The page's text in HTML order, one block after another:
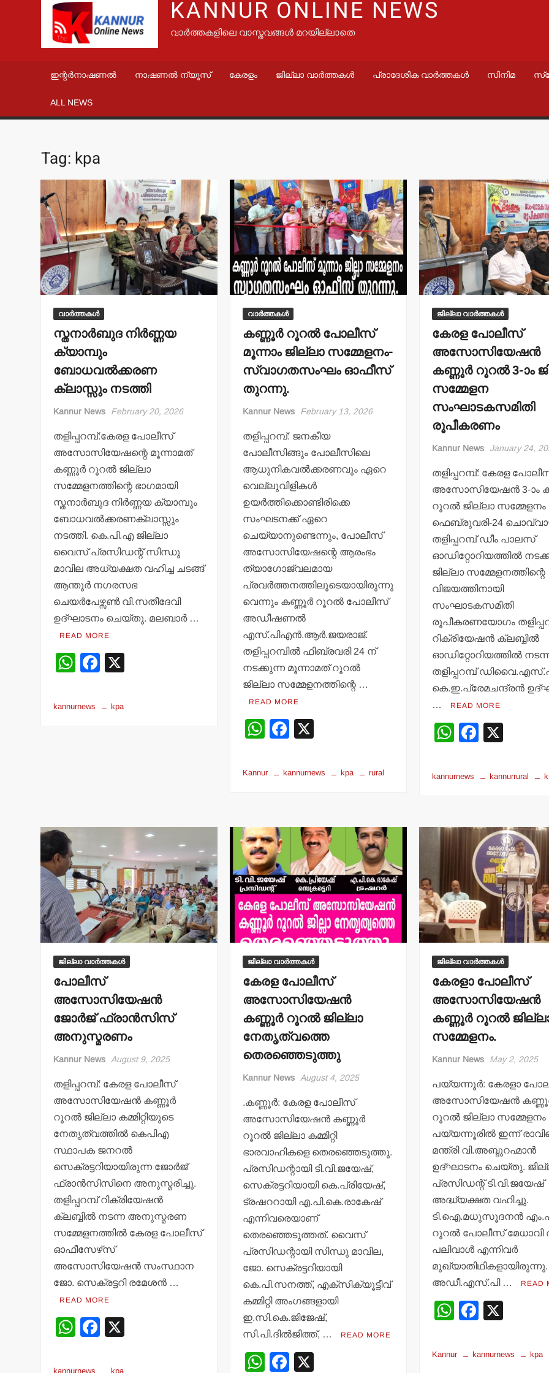
KANNUR ONLINE NEWS
വാർത്തകളിലെ വാസ്തവങ്ങൾ മറയില്ലാതെ
ഇന്റർനാഷണൽ നാഷണൽ ന്യൂസ് കേരളം ജില്ലാ വാർത്തകൾ പ്രാദേശിക വാർത്തകൾ സിനിമ
ALL NEWS
Tag: kpa
വാർത്തകൾ
സ്തനാര്‍ബുദ നിര്‍ണ്ണയ
ക്യാമ്പും
ബോധവല്‍ക്കരണ
ക്ലാസ്സും നടത്തി
Kannur News February 20, 2026
തളിപ്പറമ്പ്:കേരള പോലീസ്
അസോസിയേഷന്റെ മൂന്നാമത്
കണ്ണൂര്‍ റൂറല്‍ ജില്ലാ
സമ്മേളനത്തിന്റെ ഭാഗമായി
സ്തനാര്‍ബുദ നിര്‍ണ്ണയ ക്യാമ്പും
ബോധവല്‍ക്കരണക്ലാസ്സും
നടത്തി. കെ.പി.എ ജില്ലാ
വൈസ് പ്രസിഡന്റ് സിന്ധു
മാവില അധ്യക്ഷത വഹിച്ച ചടങ്ങ്
ആന്തൂര്‍ നഗരസഭ
ചെയര്‍പേഴ്സണ്‍ വി.സതീദേവി
ഉദ്ഘാടനം ചെയ്തു. മലബാര്‍ …
READ MORE
W
at
F
kannurnews kpa
വാർത്തകൾ
കണ്ണൂര്‍ റൂറല്‍ പോലീസ്
മൂന്നാം ജില്ലാ സമ്മേളനം-
സ്വാഗതസംഘം ഓഫീസ്
തുറന്നു.
Kannur News February 13, 2026
തളിപ്പറമ്പ്: ജനകീയ
പോലീസിങ്ങും പോലീസിലെ
ആധുനികവല്‍ക്കരണവും ഏറെ
വെല്ലുവിളികള്‍
ഉയര്‍ത്തിക്കൊണ്ടിരിക്കെ
സംഘടനക്ക് ഏറെ
ചെയ്യാനുണ്ടെന്നും, പോലീസ്
അസോസിയേഷന്റെ ആരംഭം
ത്യാഗോജ്വലമായ
പ്രവര്‍ത്തനത്തിലൂടെയായിരുന്നു
വെന്നും കണ്ണൂര്‍ റൂറല്‍ പോലീസ്
അഡീഷണല്‍
എസ്.പിഎന്‍.ആര്‍.ജയരാജ്.
തളിപ്പറമ്പില്‍ ഫിബ്രവരി 24 ന്
നടക്കുന്ന മൂന്നാമത് റൂറല്‍
ജില്ലാ സമ്മേളനത്തിന്റെ …
READ MORE
W
at
p
p
F
c
o
k
Kannur kannurnews kpa rural
ജില്ലാ വാർത്തകൾ
കേരള പോലീസ്
അസോസിയേഷന്‍
കണ്ണൂര്‍ റൂറല്‍ 3-ാം
സമ്മേളന
സംഘാടകസമിതി
രൂപീകരണം
Kannur News January 24,
തളിപ്പറമ്പ്: കേരള
അസോസിയേഷന്‍ 3-ാം
റൂറല്‍ ജില്ലാ സമ്മേളനം
ഫെബ്രുവരി-24
തളിപ്പറമ്പ് ഡീം പാലസ്
ഓഡിറ്റോറിയത്തില്‍
ജില്ലാ സമ്മേളനത്തിന്റെ
വിജയത്തിനായി
സംഘാടകസമിതി
രൂപീകരണയോഗം
റിക്രിയേഷന്‍ ക്ലബ്ബില്‍
ഓഡിറ്റോറിയത്തില്‍
തളിപ്പറമ്പ്
കെ.ഇ.പ്രേമചന്ദ്രന്‍
…
READ MORE
W
at
p
p
F
o
o
k
kannurnews kannurrural
ജില്ലാ വാർത്തകൾ
പോലീസ്
അസോസിയേഷന്‍
ജോര്‍ജ് ഫ്രാന്‍സിസ്
അനുസ്മരണം
Kannur News August 9, 2025
തളിപ്പറമ്പ്: കേരള പോലീസ്
അസോസിയേഷന്‍ കണ്ണൂര്‍
റൂറല്‍ ജില്ലാ കമ്മിറ്റിയുടെ
നേതൃത്വത്തില്‍ കെപിഎ
സ്ഥാപക ജനറല്‍
സെക്രട്ടറിയായിരുന്ന ജോര്‍ജ്
ഫ്രാന്‍സിസിനെ അനുസ്മരിച്ചു.
തളിപ്പറമ്പ് റിക്രിയേഷന്‍
ക്ലബ്ബില്‍ നടന്ന അനുസ്മരണ
സമ്മേളനത്തില്‍ കേരള പോലീസ്
ഓഫീസേഴ്‌സ്
അസോസിയേഷന്‍ സംസ്ഥാന
ജോ. സെക്രട്ടറി രമേശന്‍ …
READ MORE
W
at
F
kannurnews kpa
ജില്ലാ വാർത്തകൾ
കേരള പോലീസ്
അസോസിയേഷന്‍
കണ്ണൂര്‍ റൂറല്‍ ജില്ലാ
നേതൃത്വത്തെ
തെരഞ്ഞെടുത്തു
Kannur News August 4, 2025
.കണ്ണൂര്‍: കേരള പോലീസ്
അസോസിയേഷന്‍ കണ്ണൂര്‍
റൂറല്‍ ജില്ലാ കമ്മിറ്റി
ഭാരവാഹികളെ തെരഞ്ഞെടുത്തു.
പ്രസിഡന്റായി ടി.വി.ജയേഷ്,
സെക്രട്ടറിയായി കെ.പ്രിയേഷ്,
ട്രഷററായി എ.പി.കെ.രാകേഷ്
എന്നിവരെയാണ്
തെരഞ്ഞെടുത്തത്. വൈസ്
പ്രസിഡന്റായി സിന്ധു മാവില,
ജോ. സെക്രട്ടറിയായി
കെ.പി.സനത്ത്, എക്‌സിക്യൂട്ടീവ്
കമ്മിറ്റി അംഗങ്ങളായി
ഇ.സി.കെ.ജിജേഷ്,
സി.പി.ദില്‍ജിത്ത്, …
READ MORE
W
F
ജില്ലാ വാർത്തകൾ
കേരളാ പോലീസ്
അസോസിയേഷന്‍
കണ്ണൂര്‍ റൂറല്‍
സമ്മേളനം.
Kannur News May 2, 2025
പയ്യന്നൂര്‍: കേരളാ
അസോസിയേഷന്‍
റൂറല്‍ ജില്ലാ സമ്മേളനം
പയ്യന്നൂരില്‍ ഇന്ന്
മന്ത്രി വി.അബ്ദുറഹ്മാന്‍
ഉദ്ഘാടനം ചെയ്തു.
പ്രസിഡന്റ് ടി.വി.ജയേഷ്
അദ്ധ്യക്ഷത വഹിച്ചു.
ടി.ഐ.മധുസൂദനന്‍
റൂറല്‍ പോലീസ്
പലിവാള്‍ എന്നിവര്‍
മുഖ്യാതിഥികളായിരുന്നു.
അഡീ.എസ്.പി …
READ
W
at
F
c
Kannur kannurnews kpa
വാർത്തകൾ
മന്ത്രി അനൂപ് ജേക്കബ്
നാളെ
പാടിയോട്ടുചാലില്‍
മാവേലി സൂപ്പര്‍ സ്റ്റോര്‍
ഉദ്ഘാടനം ചെയ്യും.
admin3 August 6, 2026
വാർത്തകൾ
19 പേരെ
സര്‍ക്കാര്‍
admin3